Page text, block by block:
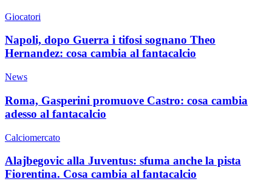
Giocatori
Napoli, dopo Guerra i tifosi sognano Theo
Hernandez: cosa cambia al fantacalcio
News
Roma, Gasperini promuove Castro: cosa cambia
adesso al fantacalcio
Calciomercato
Alajbegovic alla Juventus: sfuma anche la pista
Fiorentina. Cosa cambia al fantacalcio